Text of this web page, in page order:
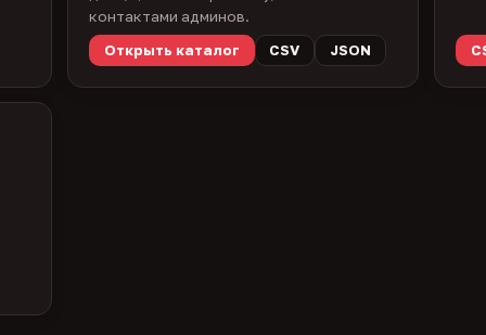
контактами админов.
Открыть каталог
CSV JSON